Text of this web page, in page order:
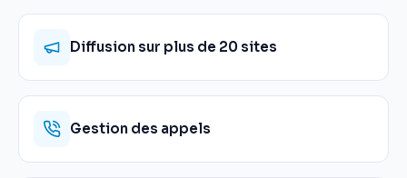
Diffusion sur plus de 20 sites
Gestion des appels